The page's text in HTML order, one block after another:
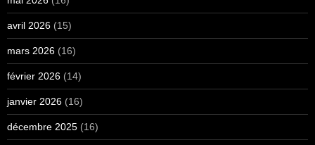
avril 2026 (15)
mars 2026 (16)
février 2026 (14)
janvier 2026 (16)
décembre 2025 (16)